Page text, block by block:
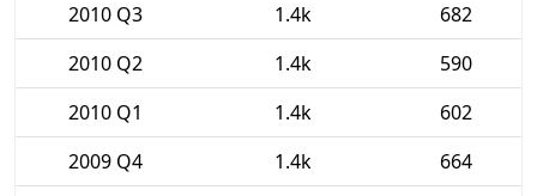
2010 Q3
1.4k
682
2010 Q2
1.4k
590
2010 Q1
1.4k
602
2009 Q4
1.4k
664